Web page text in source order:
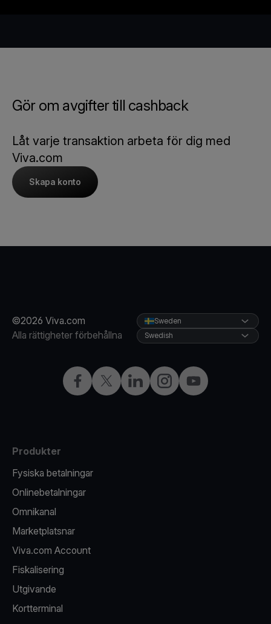
Gör om avgifter till cashback
Låt varje transaktion arbeta för dig med
Viva.com
Skapa konto
©2026 Viva.com
Alla rättigheter förbehållna
Facebook
X LinkedInInstagramYouTube
Sweden
Swedish
Produkter
Fysiska betalningar
Onlinebetalningar
Omnikanal
Marketplatsnar
Viva.com Account
Fiskalisering
Utgivande
Kortterminal